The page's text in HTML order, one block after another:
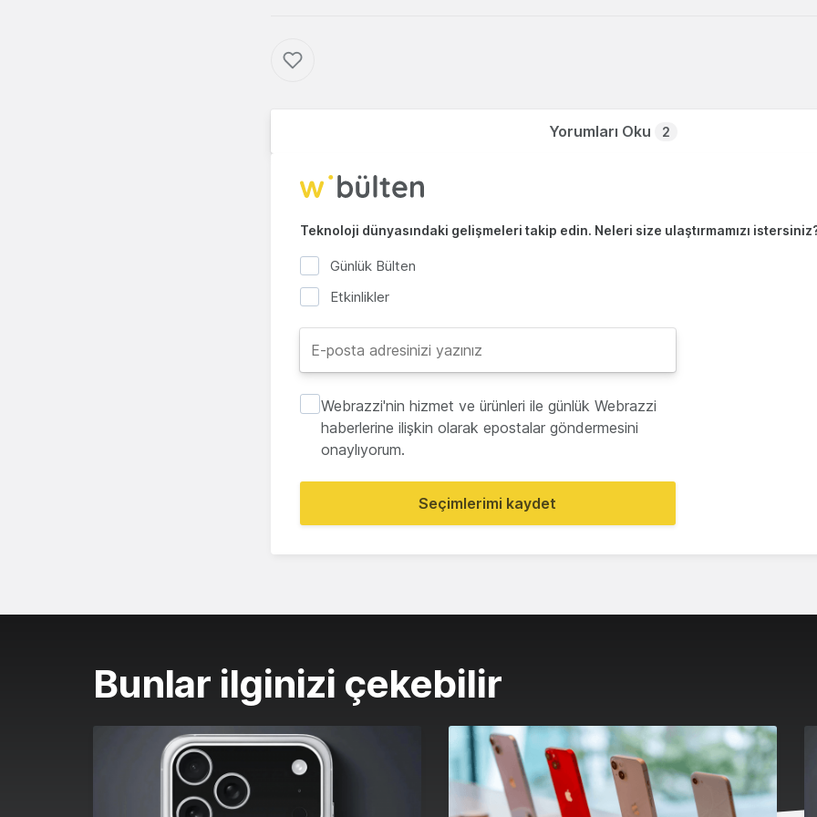
Yorumları Oku 2
Teknoloji dünyasındaki gelişmeleri takip edin. Neleri size ulaştırmamızı
Günlük Bülten
Etkinlikler
Webrazzi'nin hizmet ve ürünleri ile günlük Webrazzi
haberlerine ilişkin olarak epostalar göndermesini
onaylıyorum.
Seçimlerimi kaydet
Bunlar ilginizi çekebilir